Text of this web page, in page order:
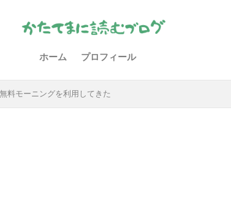
ホーム プロフィール
料モーニングを利用してきた